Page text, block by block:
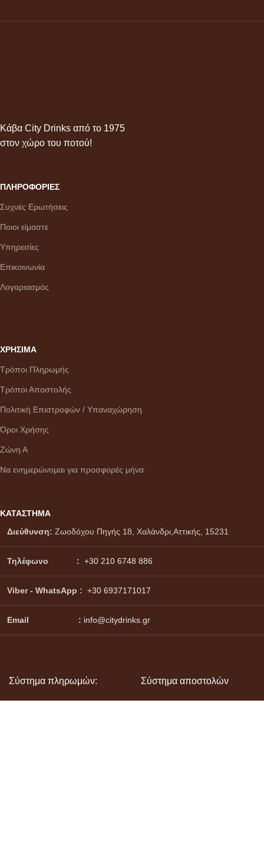
Κάβα City Drinks από το 1975
στον χώρο του ποτού!
ΠΛΗΡΟΦΟΡΙΕΣ
Συχνές Ερωτήσεις
Ποιοι είμαστε
Υπηρεσίες
Επικοινωνία
Λογαριασμός
ΧΡΗΣΙΜΑ
Τρόποι Πληρωμής
Τρόποι Αποστολής
Πολιτική Επιστροφών / Υπαναχώρηση
Όροι Χρήσης
Ζώνη Α
Να ενημερώνομαι για προσφορές μήνα
ΚΑΤΑΣΤΗΜΑ
Διεύθυνση: Ζωοδόχου Πηγής 18, Χαλάνδρι,Αττικής, 15231
Τηλέφωνο : +30 210 6748 886
Viber - WhatsApp : +30 6937171017
Email : info@citydrinks.gr
Σύστημα πληρωμών: Σύστημα αποστολών